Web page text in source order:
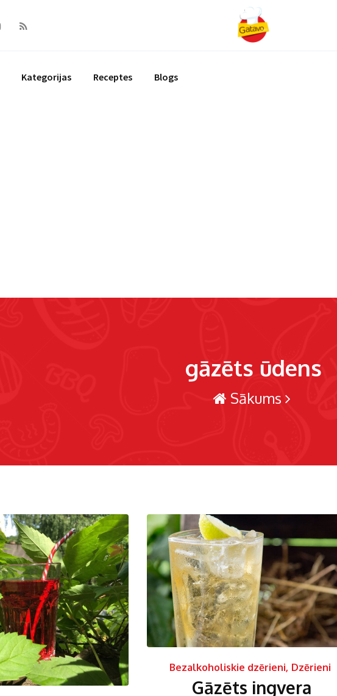
Kategorijas Receptes Blogs
gāzēts ūdens
Sākums
Bezalkoholiskie dzērieni, Dzērieni
Gāzēts ingvera